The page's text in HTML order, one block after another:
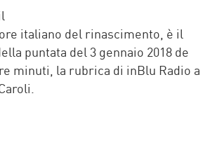
italiano del rinascimento, è il
puntata del 3 gennaio 2018 de
minuti, la rubrica di inBlu Radio a